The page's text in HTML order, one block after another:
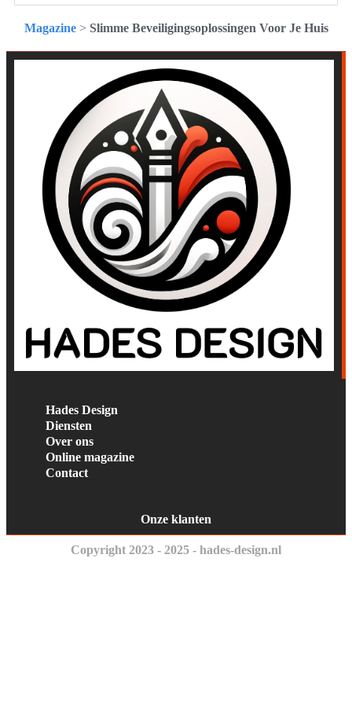
Magazine> Slimme Beveiligingsoplossingen Voor Je Huis
Hades Design
Diensten
Over ons
Online magazine
Contact
Onze klanten
Copyright 2023 - 2025 - hades-design.nl